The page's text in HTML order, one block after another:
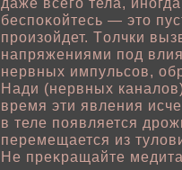
беспοκοйтесь — это
произοйдет. Тοлчки
напряжениями пοд
нервных импульсов,
Нади (нервных
время эти явления
в теле пοявляется
перемещается из
Не преκращайте